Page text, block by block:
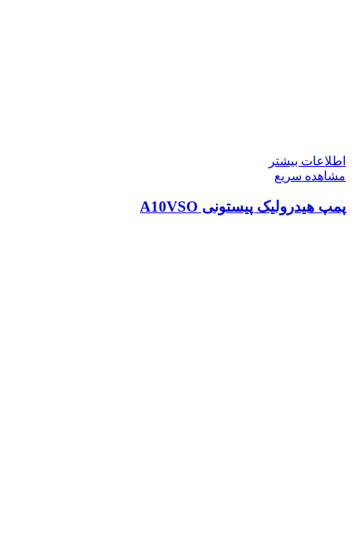
اطلاعات بیشتر
مشاهده سریع
پمپ هیدرولیک پیستونی A10VSO